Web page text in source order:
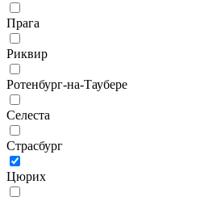
Прага
Риквир
Ротенбург-на-Таубере
Селеста
Страсбург
Цюрих